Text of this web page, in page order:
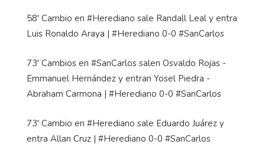
58' Cambio en #Herediano sale Randall Leal y entra
Luis Ronaldo Araya | #Herediano 0-0 #SanCarlos
73' Cambios en #SanCarlos salen Osvaldo Rojas -
Emmanuel Hernández y entran Yosel Piedra -
Abraham Carmona | #Herediano 0-0 #SanCarlos
73' Cambio en #Herediano sale Eduardo Juárez y
entra Allan Cruz | #Herediano 0-0 #SanCarlos